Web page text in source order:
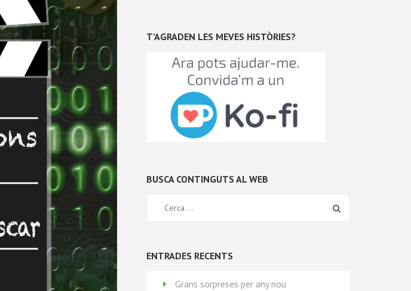
T’AGRADEN LES MEVES HISTÒRIES?
BUSCA CONTINGUTS AL WEB
ENTRADES RECENTS
Grans sorpreses per any nou